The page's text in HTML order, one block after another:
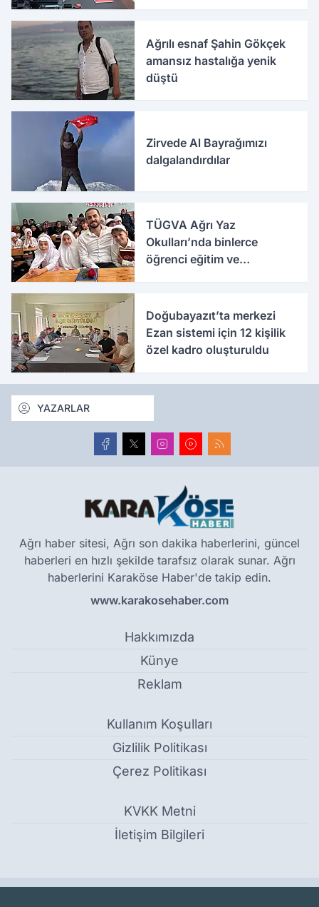
Ağrılı esnaf Şahin Gökçek
amansız hastalığa yenik
düştü
Zirvede Al Bayrağımızı
dalgalandırdılar
TÜGVA Ağrı Yaz
Okulları’nda binlerce
öğrenci eğitim ve
Doğubayazıt’ta merkezi
Ezan sistemi için 12 kişilik
özel kadro oluşturuldu
YAZARLAR
Ağrı haber sitesi, Ağrı son dakika haberlerini, güncel
haberleri en hızlı şekilde tarafsız olarak sunar. Ağrı
haberlerini Karaköse Haber'de takip edin.
www.karakosehaber.com
Hakkımızda
Künye
Reklam
Kullanım Koşulları
Gizlilik Politikası
Çerez Politikası
KVKK Metni
İletişim Bilgileri